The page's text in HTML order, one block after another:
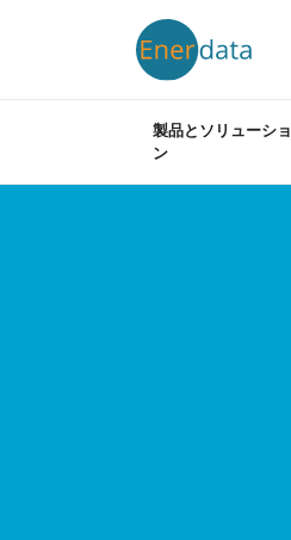
製品とソリューショ
ン